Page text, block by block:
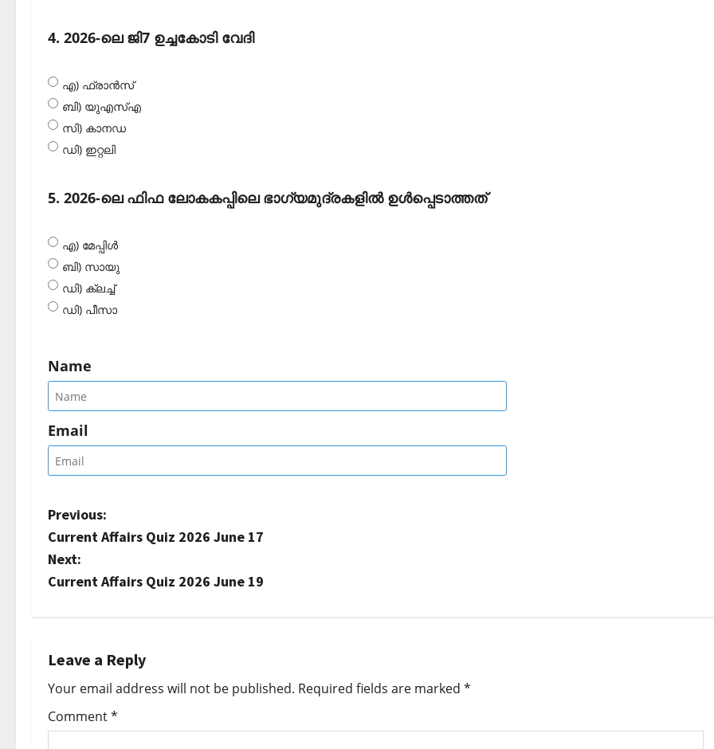
4. 2026-ലെ ജി7 ഉച്ചകോടി വേദി
എ) ഫ്രാന്‍സ്
ബി) യുഎസ്എ
സി) കാനഡ
ഡി) ഇറ്റലി
5. 2026-ലെ ഫിഫ ലോകകപ്പിലെ ഭാഗ്യമുദ്രകളില്‍ ഉള്‍പ്പെടാത്തത്
എ) മേപ്പിള്‍
ബി) സായു
ഡി) ക്ലച്ച്
ഡി) പീസാ
Name
Email
P
o
s
n
a
v
Previous:
Current Affairs Quiz 2026 June 17
Next:
Current Affairs Quiz 2026 June 19
Leave a Reply
Your email address will not be published. Required fields are marked *
Comment*